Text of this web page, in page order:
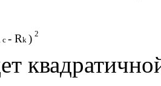
c- Rk ) 2